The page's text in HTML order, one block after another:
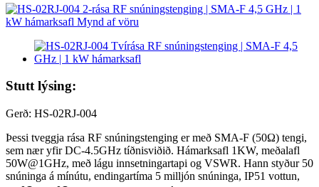
Stutt lýsing:
Gerð: HS-02RJ-004
Þessi tveggja rása RF snúningstenging er með SMA-F (50Ω) tengi,
sem nær yfir DC-4.5GHz tíðnisviðið. Hámarksafl 1KW, meðalafl
50W@1GHz, með lágu innsetningartapi og VSWR. Hann styður 50
snúninga á mínútu, endingartíma 5 milljón snúninga, IP51 vottun,